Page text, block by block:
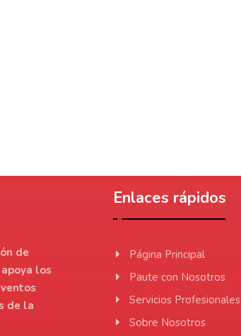
de
los
de la
Enlaces rápidos
Página Principal
Paute con Nosotros
Servicios Profesionales
Sobre Nosotros